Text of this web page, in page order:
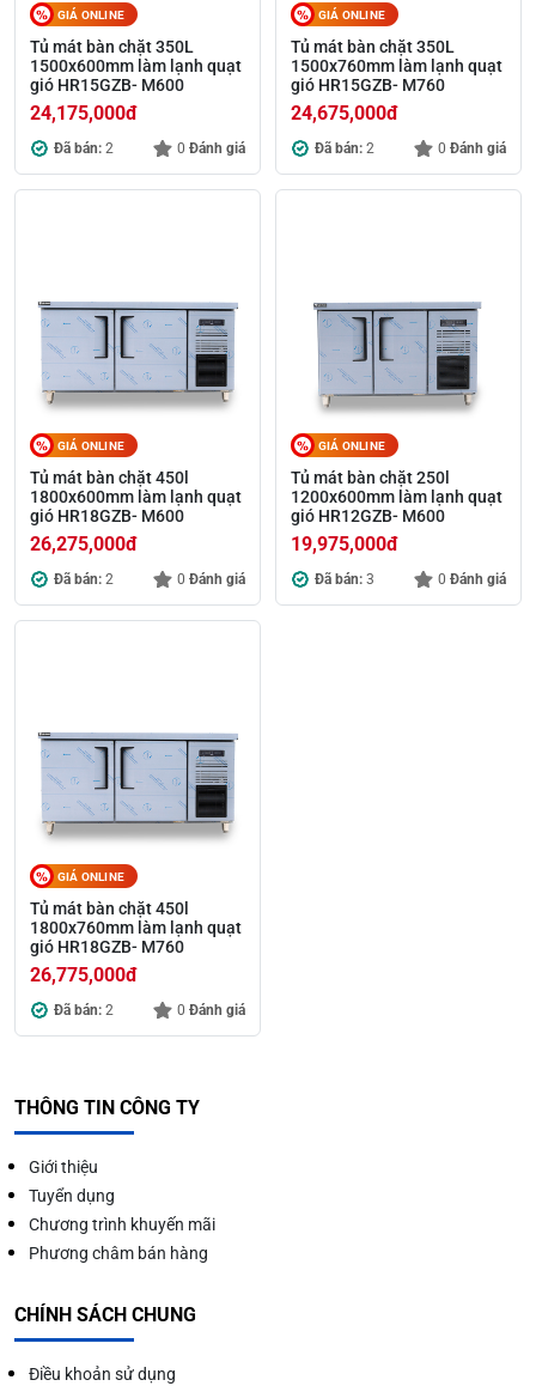
GIÁ ONLINE
Tủ mát bàn chặt 350L
1500x600mm làm lạnh quạt
gió HR15GZB- M600
24,175,000đ
Đã bán: 2 0 Đánh giá
GIÁ ONLINE
Tủ mát bàn chặt 350L
1500x760mm làm lạnh quạt
gió HR15GZB- M760
24,675,000đ
Đã bán: 2 0 Đánh giá
GIÁ ONLINE
Tủ mát bàn chặt 450l
1800x600mm làm lạnh quạt
gió HR18GZB- M600
26,275,000đ
Đã bán: 2 0 Đánh giá
GIÁ ONLINE
Tủ mát bàn chặt 250l
1200x600mm làm lạnh quạt
gió HR12GZB- M600
19,975,000đ
Đã bán: 3 0 Đánh giá
GIÁ ONLINE
Tủ mát bàn chặt 450l
1800x760mm làm lạnh quạt
gió HR18GZB- M760
26,775,000đ
Đã bán: 2 0 Đánh giá
THÔNG TIN CÔNG TY
Giới thiệu
Tuyển dụng
Chương trình khuyến mãi
Phương châm bán hàng
CHÍNH SÁCH CHUNG
Điều khoản sử dụng